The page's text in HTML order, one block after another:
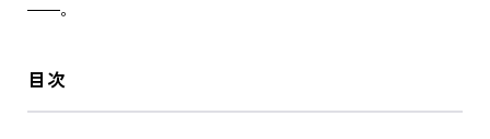
――。
目次